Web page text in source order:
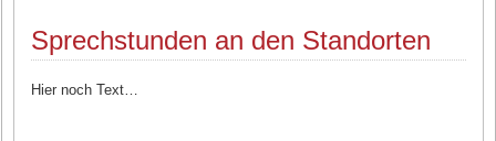
Sprechstunden an den Standorten
Hier noch Text…